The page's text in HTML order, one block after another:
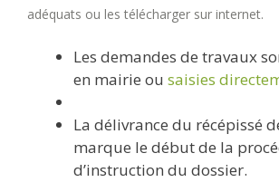
adéquats ou les télécharger sur internet.
Les demandes de travaux
en mairie ou saisies
La délivrance du récépissé
marque le début de la
d’instruction du dossier.